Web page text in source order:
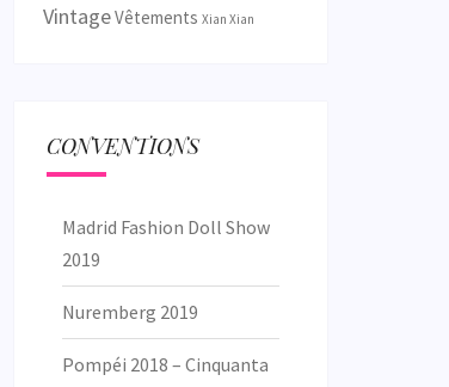
VintageVêtements Xian Xian
CONVENTIONS
Madrid Fashion Doll Show
2019
Nuremberg 2019
Pompéi 2018 – Cinquanta